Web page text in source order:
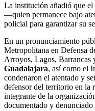
La institución añadió que
—quien permanece bajo
policial para garantizar su
En un pronunciamiento
Metropolitana en Defensa
Arroyos, Lagos, Barrancas
Guadalajara, así como el
condenaron el atentado y
defensor del territorio en la
integrante de la
documentado y